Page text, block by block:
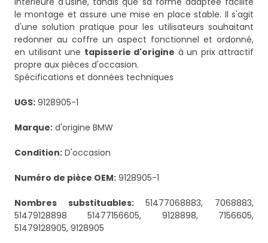
le montage et assure une mise en place stable. Il s'agit
d'une solution pratique pour les utilisateurs souhaitant
redonner au coffre un aspect fonctionnel et ordonné,
en utilisant une tapisserie d'origine à un prix attractif
propre aux pièces d'occasion.
Spécifications et données techniques
UGS: 9128905-1
Marque: d'origine BMW
Condition: D'occasion
Numéro de pièce OEM: 9128905-1
Nombres substituables:51477068883, 7068883,
51479128898 51477156605, 9128898, 7156605,
51479128905, 9128905